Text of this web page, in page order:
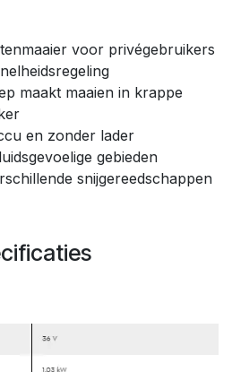
voor privégebruikers
maakt maaien in krappe
en zonder lader
gebieden
snijgereedschappen